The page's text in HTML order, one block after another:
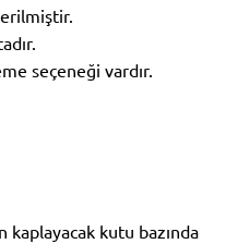
seçeneği vardır.
kaplayacak kutu bazında